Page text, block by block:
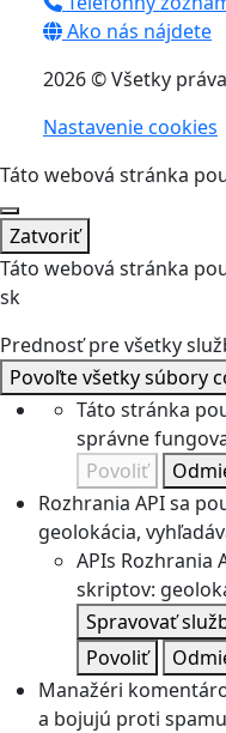
Ako nás nájdete
2026 © Všetky
Nastavenie cookies
Táto webová stránka
Zatvoriť
Táto webová stránka
sk
Prednosť pre všetky
Povoľte všetky súbory
Táto stránka
správne
Povoliť
Rozhrania API sa
geolokácia,
APIs Rozhrania
skriptov:
Spravovať
Povoliť
Manažéri
a bojujú proti